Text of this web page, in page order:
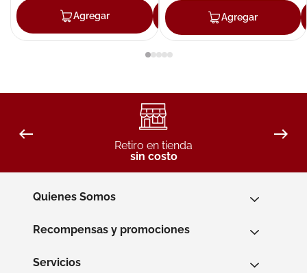
Agregar Agregar
Agregar
Retiro en tienda
sin costo
Quienes Somos
Recompensas y promociones
Servicios